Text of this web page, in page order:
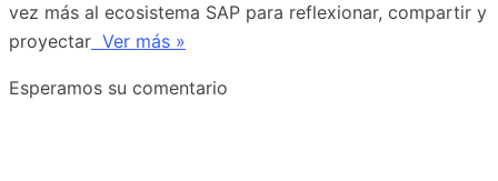
vez más al ecosistema SAP para reflexionar, compartir y
proyectar Ver más »
Esperamos su comentario